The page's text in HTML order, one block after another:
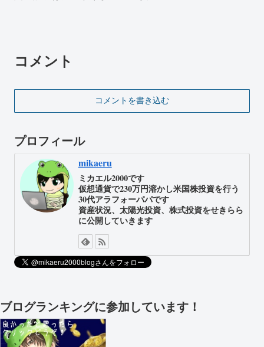
コメント
コメントを書き込む
プロフィール
mikaeru
ミカエル2000です
仮想通貨で230万円溶かし米国株投資を行う
30代アラフォーパパです
資産状況、太陽光投資、株式投資をせきらら
に公開していきます
ブログランキングに参加しています！